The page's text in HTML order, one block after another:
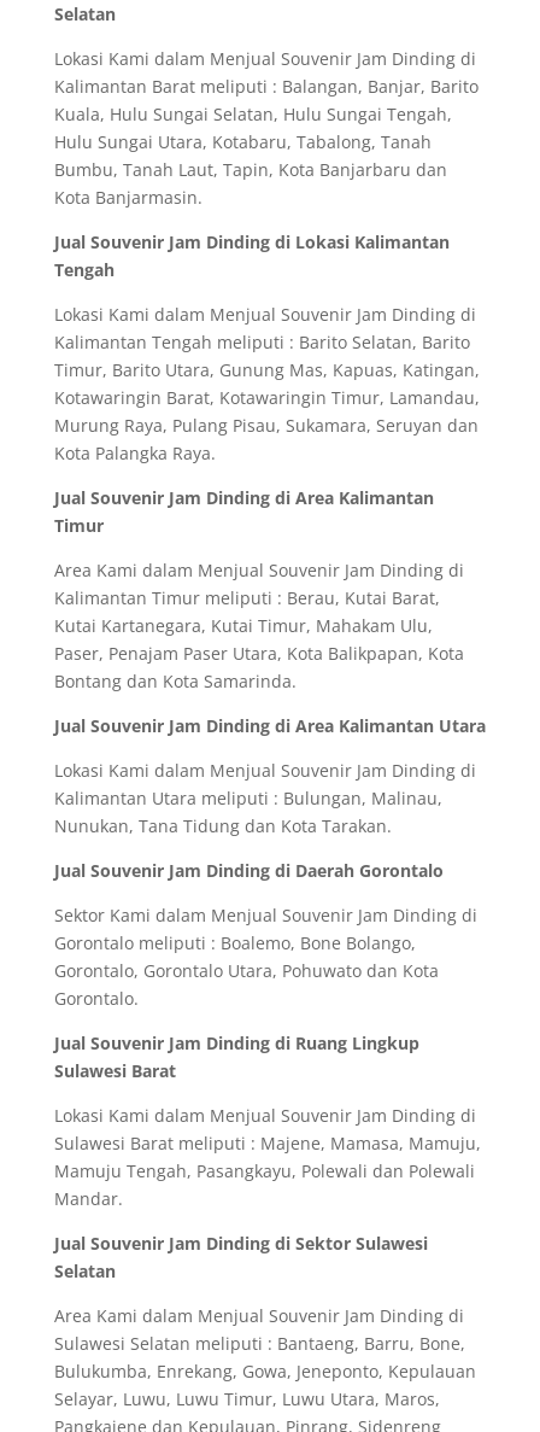
Selatan
Lokasi Kami dalam Menjual Souvenir Jam Dinding di
Kalimantan Barat meliputi : Balangan, Banjar, Barito
Kuala, Hulu Sungai Selatan, Hulu Sungai Tengah,
Hulu Sungai Utara, Kotabaru, Tabalong, Tanah
Bumbu, Tanah Laut, Tapin, Kota Banjarbaru dan
Kota Banjarmasin.
Jual Souvenir Jam Dinding di Lokasi Kalimantan
Tengah
Lokasi Kami dalam Menjual Souvenir Jam Dinding di
Kalimantan Tengah meliputi : Barito Selatan, Barito
Timur, Barito Utara, Gunung Mas, Kapuas, Katingan,
Kotawaringin Barat, Kotawaringin Timur, Lamandau,
Murung Raya, Pulang Pisau, Sukamara, Seruyan dan
Kota Palangka Raya.
Jual Souvenir Jam Dinding di Area Kalimantan
Timur
Area Kami dalam Menjual Souvenir Jam Dinding di
Kalimantan Timur meliputi : Berau, Kutai Barat,
Kutai Kartanegara, Kutai Timur, Mahakam Ulu,
Paser, Penajam Paser Utara, Kota Balikpapan, Kota
Bontang dan Kota Samarinda.
Jual Souvenir Jam Dinding di Area Kalimantan Utara
Lokasi Kami dalam Menjual Souvenir Jam Dinding di
Kalimantan Utara meliputi : Bulungan, Malinau,
Nunukan, Tana Tidung dan Kota Tarakan.
Jual Souvenir Jam Dinding di Daerah Gorontalo
Sektor Kami dalam Menjual Souvenir Jam Dinding di
Gorontalo meliputi : Boalemo, Bone Bolango,
Gorontalo, Gorontalo Utara, Pohuwato dan Kota
Gorontalo.
Jual Souvenir Jam Dinding di Ruang Lingkup
Sulawesi Barat
Lokasi Kami dalam Menjual Souvenir Jam Dinding di
Sulawesi Barat meliputi : Majene, Mamasa, Mamuju,
Mamuju Tengah, Pasangkayu, Polewali dan Polewali
Mandar.
Jual Souvenir Jam Dinding di Sektor Sulawesi
Selatan
Area Kami dalam Menjual Souvenir Jam Dinding di
Sulawesi Selatan meliputi : Bantaeng, Barru, Bone,
Bulukumba, Enrekang, Gowa, Jeneponto, Kepulauan
Selayar, Luwu, Luwu Timur, Luwu Utara, Maros,
Pangkajene dan Kepulauan, Pinrang, Sidenreng